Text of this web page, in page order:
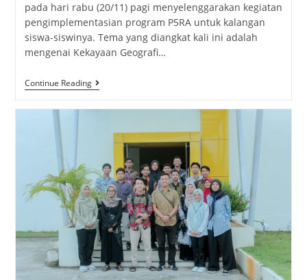
pada hari rabu (20/11) pagi menyelenggarakan kegiatan
pengimplementasian program P5RA untuk kalangan
siswa-siswinya. Tema yang diangkat kali ini adalah
mengenai Kekayaan Geografi…
Continue Reading